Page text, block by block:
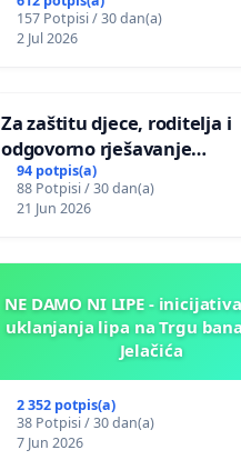
157 Potpisi / 30 dan(a)
2 Jul 2026
Za zaštitu djece, roditelja i
odgovorno rješavanje
maloljetničkog nasilja
94 potpis(a)
88 Potpisi / 30 dan(a)
21 Jun 2026
NE DAMO NI LIPE -
uklanjanja lipa na Trgu
Jelačića
2 352 potpis(a)
38 Potpisi / 30 dan(a)
7 Jun 2026